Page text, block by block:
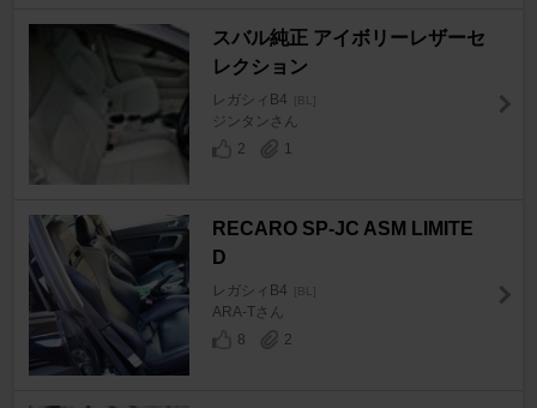
スバル純正 アイボリーレザーセ
レクション
レガシィB4 [BL]
ジンタンさん
2
1
RECARO SP-JC ASM LIMITE
D
レガシィB4 [BL]
ARA-Tさん
8
2